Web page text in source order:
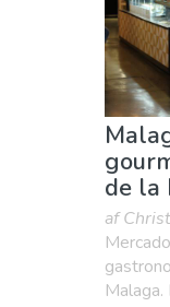
de la
af